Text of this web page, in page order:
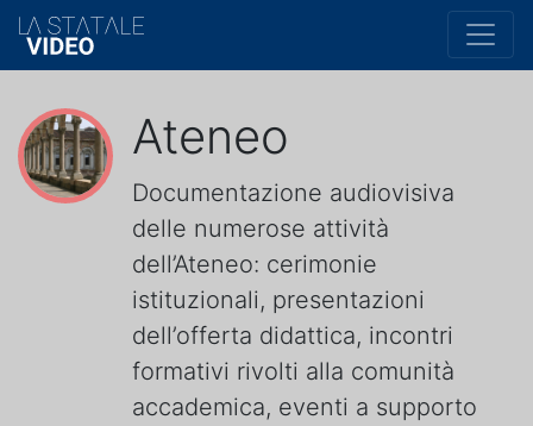
Ateneo
Documentazione audiovisiva
delle numerose attività
dell’Ateneo: cerimonie
istituzionali, presentazioni
dell’offerta didattica, incontri
formativi rivolti alla comunità
accademica, eventi a supporto